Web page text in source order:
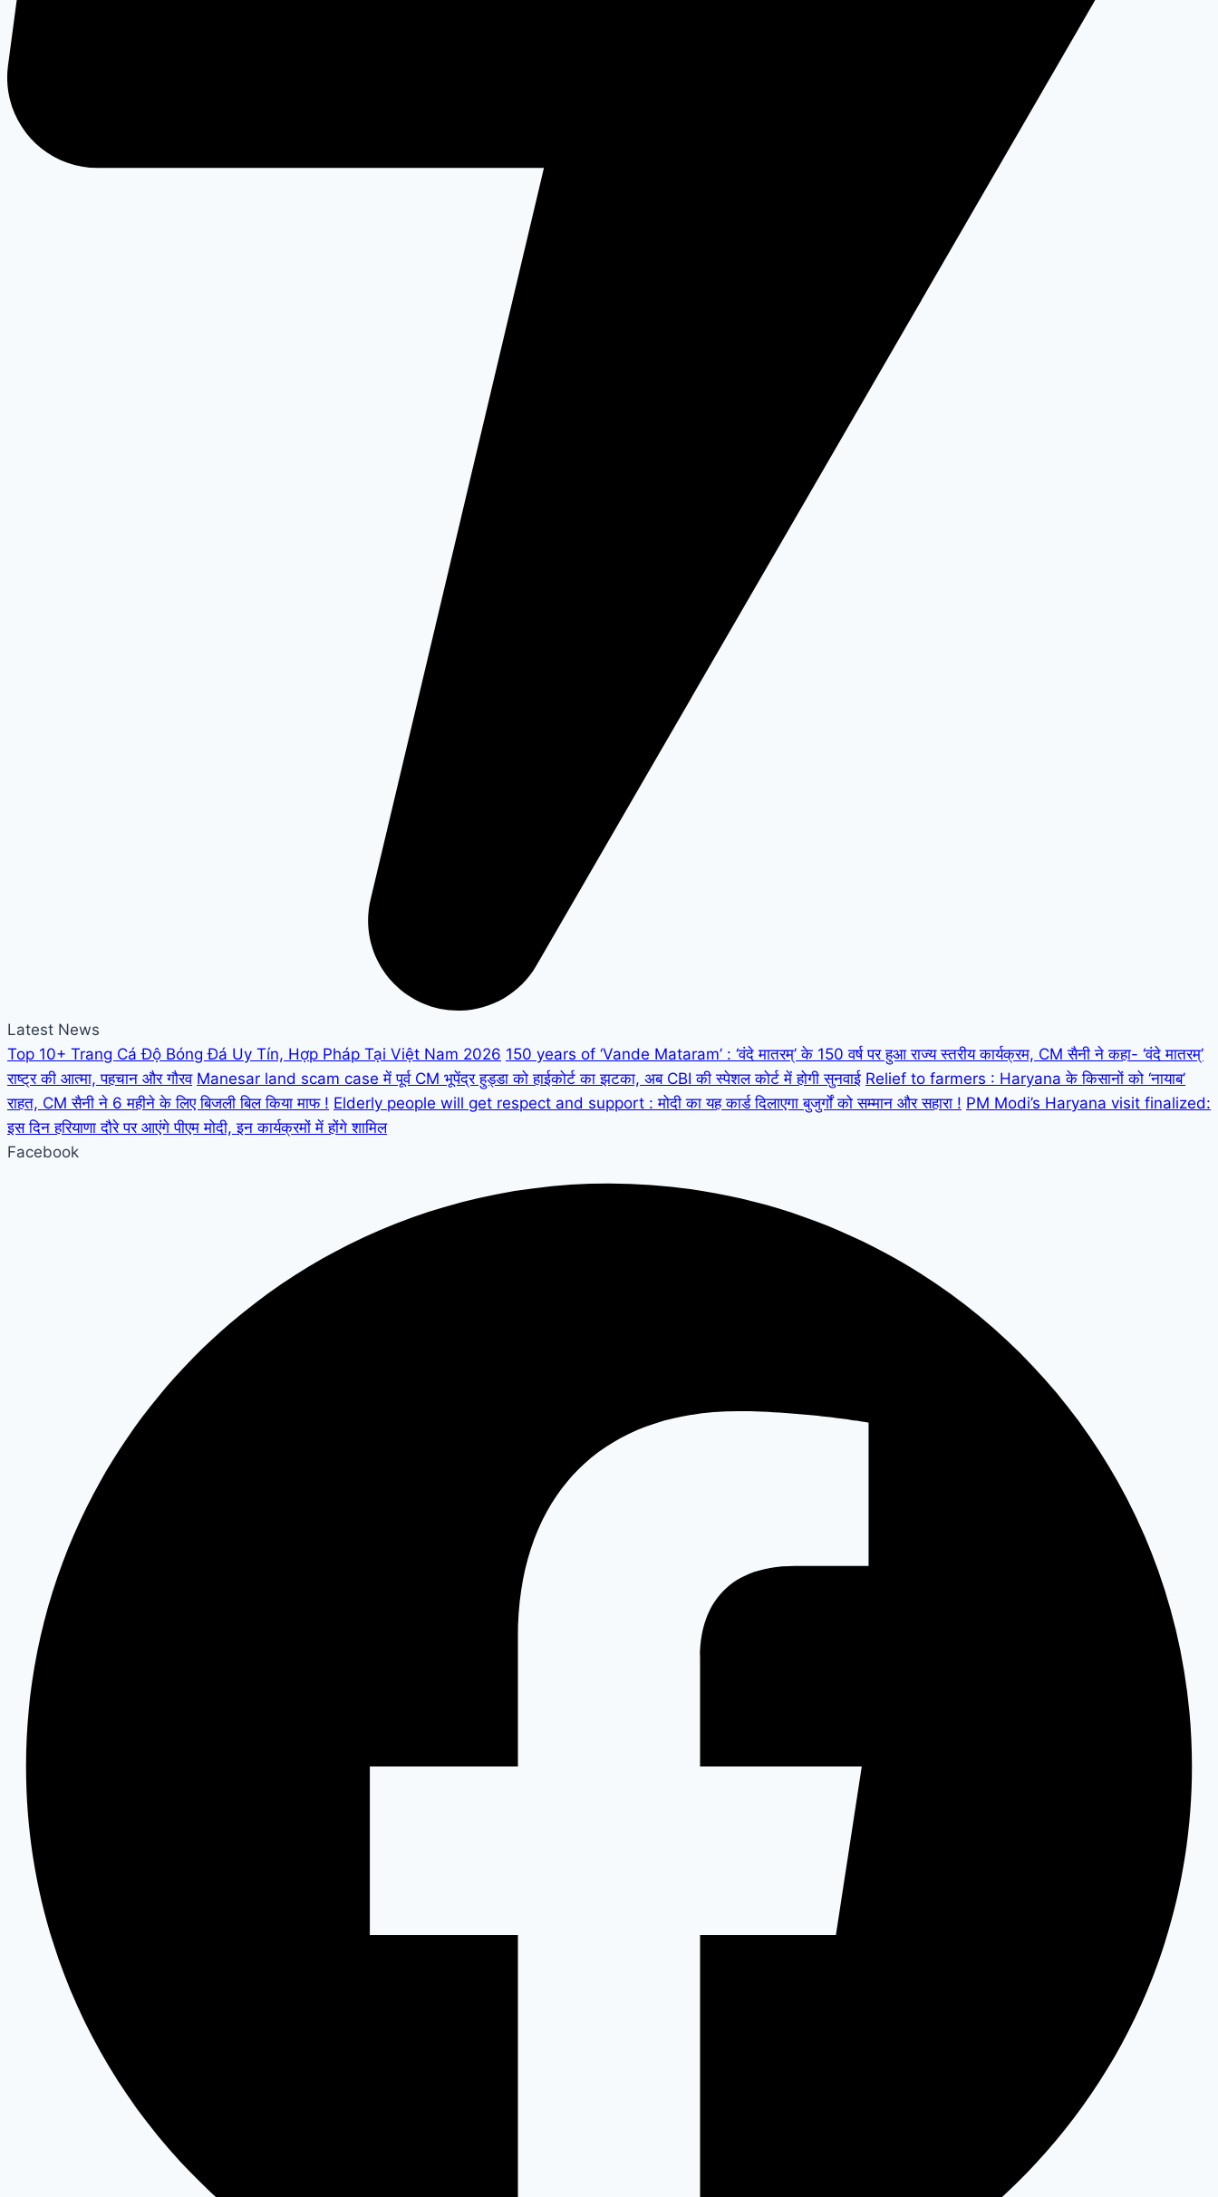
Latest News
Top 10+ Trang Cá Độ Bóng Đá Uy Tín, Hợp Pháp Tại Việt Nam 2026 150 years of ‘Vande Mataram’ : ‘वंदे मातरम्’ के 150 वर्ष पर हुआ राज्य स्तरीय कार्यक्रम, CM सैनी ने कहा- ‘वंदे मातरम्’
राष्ट्र की आत्मा, पहचान और गौरव Manesar land scam case में पूर्व CM भूपेंद्र हुड्डा को हाईकोर्ट का झटका, अब CBI की स्पेशल कोर्ट में होगी सुनवाई Relief to farmers : Haryana के किसानों को ‘नायाब’
राहत, CM सैनी ने 6 महीने के लिए बिजली बिल किया माफ ! Elderly people will get respect and support : मोदी का यह कार्ड दिलाएगा बुजुर्गों को सम्मान और सहारा ! PM Modi’s Haryana visit finalized:
इस दिन हरियाणा दौरे पर आएंगे पीएम मोदी, इन कार्यक्रमों में होंगे शामिल
Facebook